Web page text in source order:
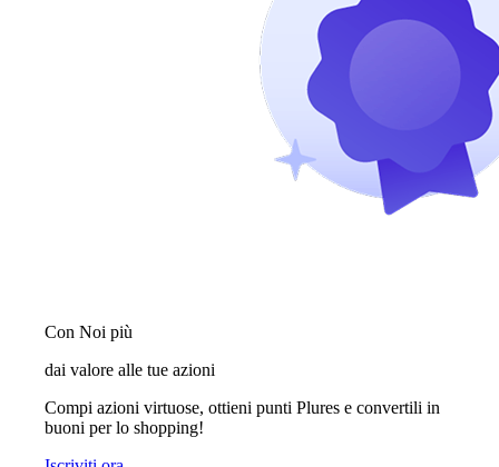
Con Noi più
dai valore alle tue azioni
Compi azioni virtuose, ottieni punti Plures e convertili in
buoni per lo shopping!